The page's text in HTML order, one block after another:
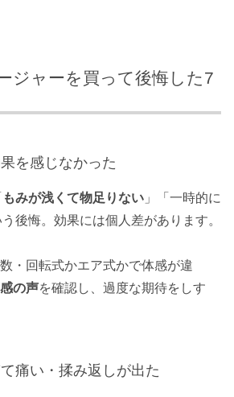
ジャーを買って後悔した7
を感じなかった
もみが浅くて物足りない 」「一時的に
後悔。効果には個人差があります。
数・回転式かエア式かで体感が違
の声を確認し、過度な期待をしす
痛い・揉み返しが出た